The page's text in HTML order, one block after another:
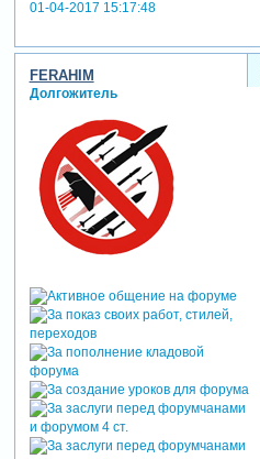
01-04-2017 15:17:48
FERAHIM
Долгожитель